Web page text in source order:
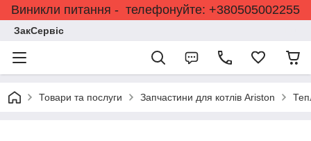
Виникли питання - телефонуйте: +380505002255
ЗакСервіс
Товари та послуги Запчастини для котлів Ariston